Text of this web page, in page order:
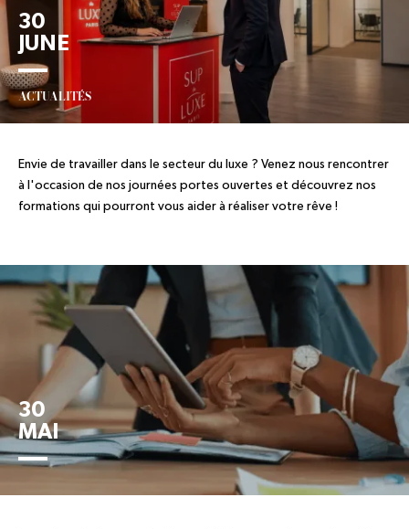
30
JUNE
ACTUALITÉS
Envie de travailler dans le secteur du luxe ? Venez nous rencontrer
à l'occasion de nos journées portes ouvertes et découvrez nos
formations qui pourront vous aider à réaliser votre rêve !
30
MAI